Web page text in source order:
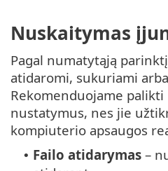
Nuskaitymas
Pagal numatytąją
atidaromi, sukuriami
Rekomenduojame
nustatymus, nes jie
kompiuterio apsaugos
• Failo atidarymas –